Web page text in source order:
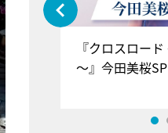
LOV
ンタ
『クロスロー
～』今田美桜